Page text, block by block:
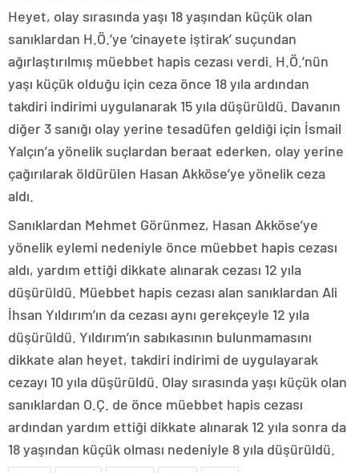
Heyet, olay sırasında yaşı 18 yaşından küçük olan
sanıklardan H.Ö.’ye ‘cinayete iştirak’ suçundan
ağırlaştırılmış müebbet hapis cezası verdi. H.Ö.’nün
yaşı küçük olduğu için ceza önce 18 yıla ardından
takdiri indirimi uygulanarak 15 yıla düşürüldü. Davanın
diğer 3 sanığı olay yerine tesadüfen geldiği için İsmail
Yalçın’a yönelik suçlardan beraat ederken, olay yerine
çağırılarak öldürülen Hasan Akköse’ye yönelik ceza
aldı.
Sanıklardan Mehmet Görünmez, Hasan Akköse’ye
yönelik eylemi nedeniyle önce müebbet hapis cezası
aldı, yardım ettiği dikkate alınarak cezası 12 yıla
düşürüldü. Müebbet hapis cezası alan sanıklardan Ali
İhsan Yıldırım’ın da cezası aynı gerekçeyle 12 yıla
düşürüldü. Yıldırım’ın sabıkasının bulunmamasını
dikkate alan heyet, takdiri indirimi de uygulayarak
cezayı 10 yıla düşürüldü. Olay sırasında yaşı küçük olan
sanıklardan O.Ç. de önce müebbet hapis cezası
ardından yardım ettiği dikkate alınarak 12 yıla sonra da
18 yaşından küçük olması nedeniyle 8 yıla düşürüldü.